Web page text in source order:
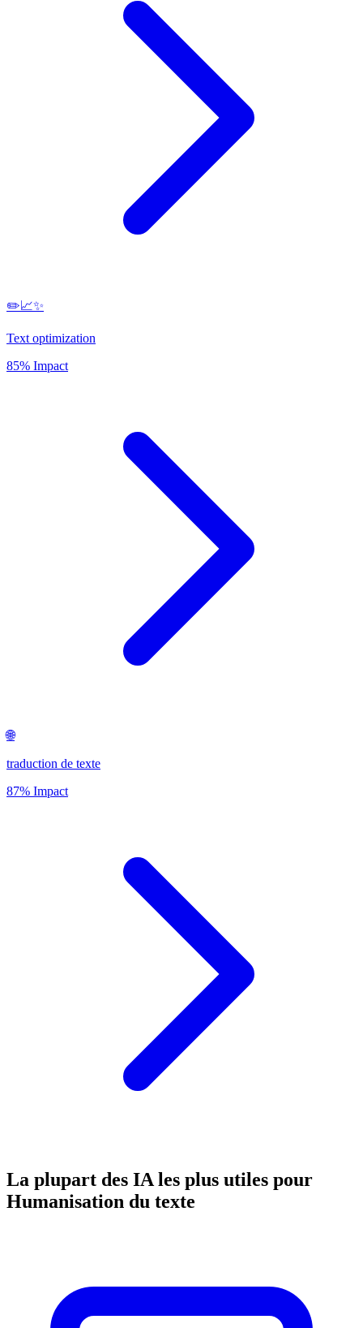
✏️📈✨
Text optimization
85% Impact
🌐
traduction de texte
87% Impact
La plupart des IA les plus utiles pour
Humanisation du texte